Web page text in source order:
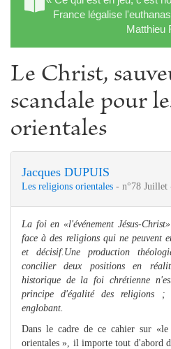
France légalise
Matthieu
Le Christ,
scandale pour
orientales
Jacques DUPUIS
Les religions orientales - n°78 Juillet
La foi en «l'événement Jésus-
face à des religions qui ne peuvent
et décisif.Une production
concilier deux positions en
historique de la foi chrétienne
principe d'égalité des religions ;
englobant.
Dans le cadre de ce cahier sur
orientales », il importe tout d'abord